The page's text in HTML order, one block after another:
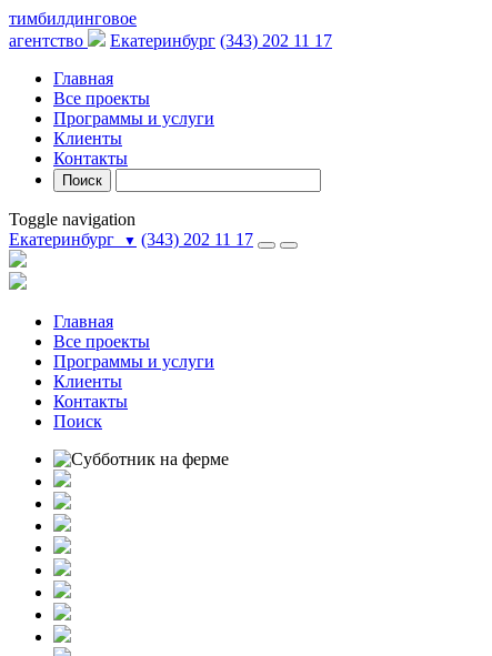
тимбилдинговое
агентство
Екатеринбург (343) 202 11 17
Главная
Все проекты
Программы и услуги
Клиенты
Контакты
Поиск
Toggle navigation
Екатеринбург
▼ (343) 202 11 17
Главная
Все проекты
Программы и услуги
Клиенты
Контакты
Поиск